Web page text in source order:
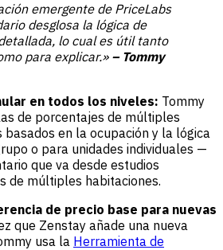
emergente de PriceLabs
desglosa la lógica de
lo cual es útil tanto
para explicar.» – Tommy
en todos los niveles: Tommy
de porcentajes de múltiples
en la ocupación y la lógica
o para unidades individuales —
que va desde estudios
de múltiples habitaciones.
de precio base para nuevas
que Zenstay añade una nueva
usa la Herramienta de